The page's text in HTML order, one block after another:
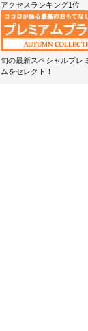
アクセスランキング1位
旬の最新スペシャルプレ
ムをセレクト！